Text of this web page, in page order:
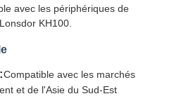
avec les périphériques de
KH100.
Compatible avec les marchés
et de l'Asie du Sud-Est